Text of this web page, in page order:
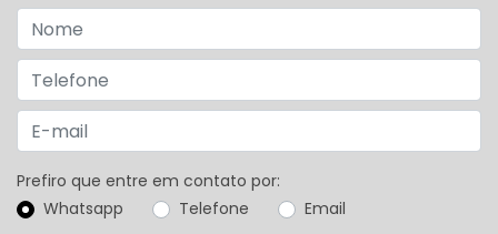
Prefiro que entre em contato por:
Whatsapp
Telefone Email